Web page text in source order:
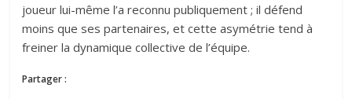
joueur lui-même l’a reconnu publiquement ; il défend
moins que ses partenaires, et cette asymétrie tend à
freiner la dynamique collective de l’équipe.
Partager :